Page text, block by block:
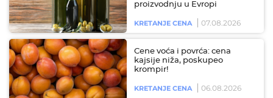
proizvodnju u Evropi
KRETANJE CENA 07.08.2026
Cene voća i povrća: cena
kajsije niža, poskupeo
krompir!
KRETANJE CENA 06.08.2026